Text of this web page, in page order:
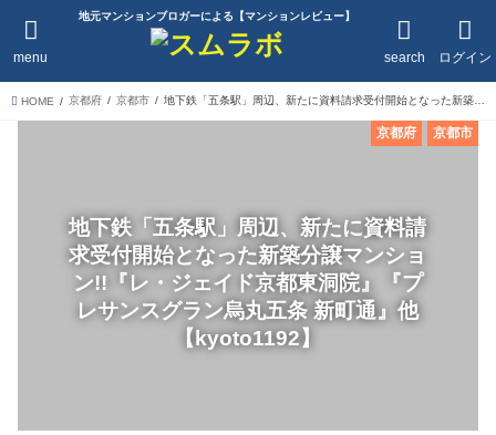
地元マンションブロガーによる【マンションレビュー】
ログイン
search
menu
HOME 京都府 京都市
地下鉄「五条駅」周辺、新たに資料請
求受付開始となった新築分譲マンショ
ン!!『レ・ジェイド京都東洞院』『プ
レサンスグラン烏丸五条 新町通』他
【kyoto1192】
京都市
京都府